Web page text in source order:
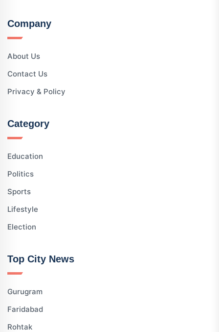
Company
About Us
Contact Us
Privacy & Policy
Category
Education
Politics
Sports
Lifestyle
Election
Top City News
Gurugram
Faridabad
Rohtak